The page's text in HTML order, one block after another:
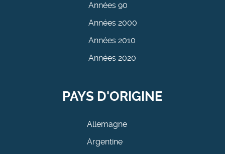
Années 90
Années 2000
Années 2010
Années 2020
PAYS D'ORIGINE
Allemagne
Argentine